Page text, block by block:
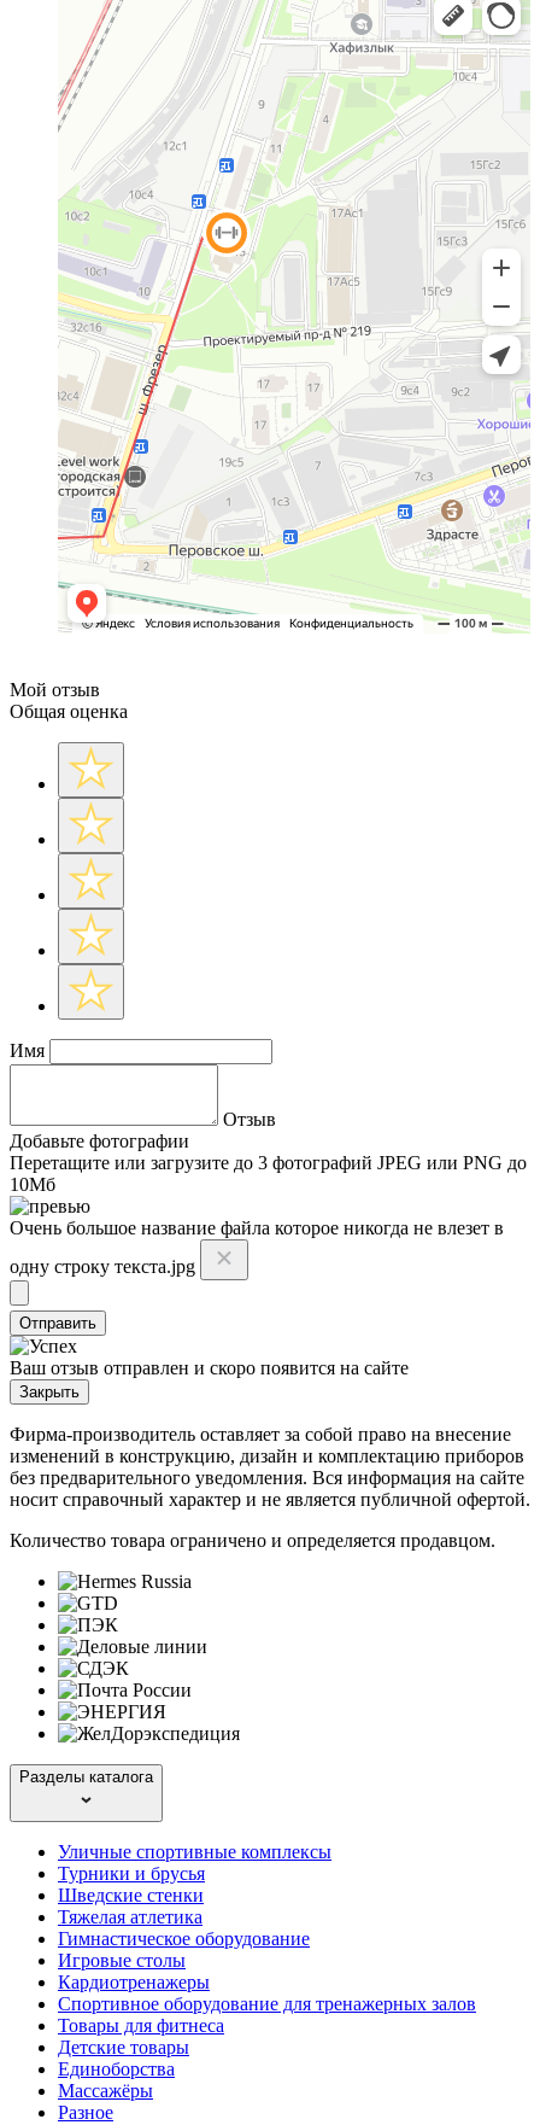
Мой отзыв
Общая оценка
Имя
Отзыв
Добавьте фотографии
Перетащите или загрузите до 3 фотографий JPEG или PNG до
10Мб
Очень большое название файла которое никогда не влезет в
одну строку текста.jpg
Отправить
Ваш отзыв отправлен и скоро появится на сайте
Закрыть
Фирма-производитель оставляет за собой право на внесение
изменений в конструкцию, дизайн и комплектацию приборов
без предварительного уведомления. Вся информация на сайте
носит справочный характер и не является публичной офертой.
Количество товара ограничено и определяется продавцом.
Разделы каталога
Уличные спортивные комплексы
Турники и брусья
Шведские стенки
Тяжелая атлетика
Гимнастическое оборудование
Игровые столы
Кардиотренажеры
Спортивное оборудование для тренажерных залов
Товары для фитнеса
Детские товары
Единоборства
Массажёры
Разное